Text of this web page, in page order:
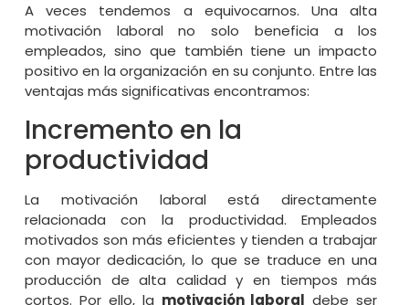
A veces tendemos a equivocarnos. Una alta
motivación laboral no solo beneficia a los
empleados, sino que también tiene un impacto
positivo en la organización en su conjunto. Entre las
ventajas más significativas encontramos:
Incremento en la
productividad
La motivación laboral está directamente
relacionada con la productividad. Empleados
motivados son más eficientes y tienden a trabajar
con mayor dedicación, lo que se traduce en una
producción de alta calidad y en tiempos más
cortos. Por ello, la motivación laboral debe ser